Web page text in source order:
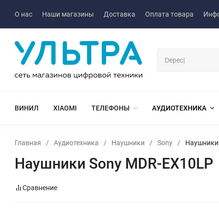
О нас Наши магазины Доставка Оплата товара
ВИНИЛ XIAOMI ТЕЛЕФОНЫ АУДИОТЕХНИКА
Главная / Аудиотехника / Наушники / Sony / Наушники
Наушники Sony MDR-EX10LP
Сравнение